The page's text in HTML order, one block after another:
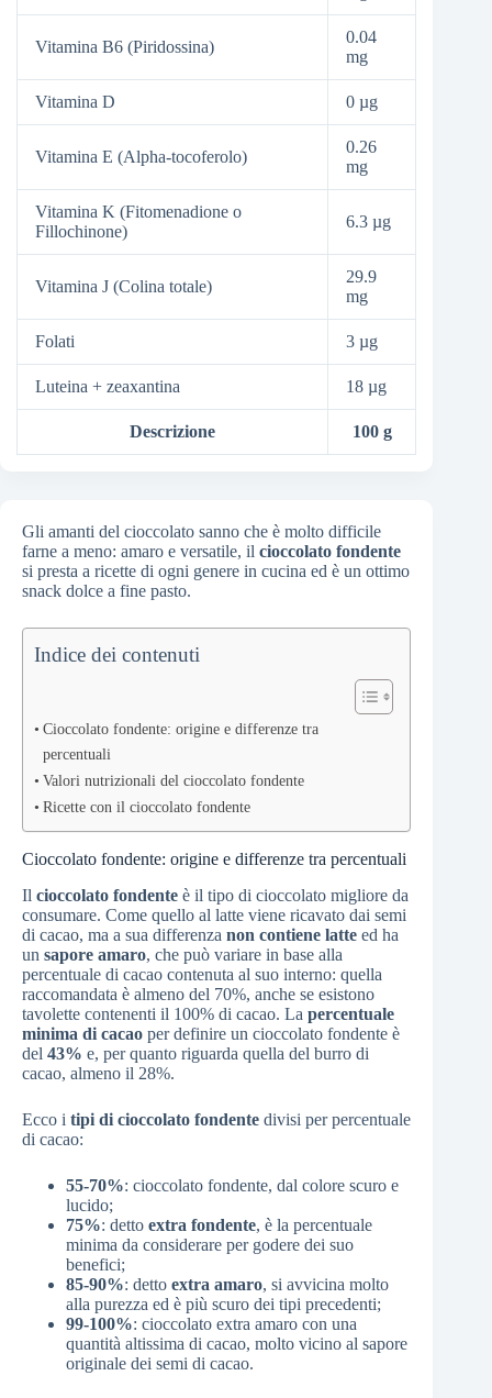
Gli amanti del cioccolato sanno che è molto difficile
farne a meno: amaro e versatile, il cioccolato fondente
si presta a ricette di ogni genere in cucina ed è un ottimo
snack dolce a fine pasto.
Indice dei contenuti
Cioccolato fondente: origine e differenze tra
percentuali
Valori nutrizionali del cioccolato fondente
Ricette con il cioccolato fondente
Cioccolato fondente: origine e differenze tra percentuali
Il cioccolato fondente è il tipo di cioccolato migliore da
consumare. Come quello al latte viene ricavato dai semi
di cacao, ma a sua differenza non contiene latte ed ha
un sapore amaro, che può variare in base alla
percentuale di cacao contenuta al suo interno: quella
raccomandata è almeno del 70%, anche se esistono
tavolette contenenti il 100% di cacao. La percentuale
minima di cacao per definire un cioccolato fondente è
del 43% e, per quanto riguarda quella del burro di
cacao, almeno il 28%.
Ecco i tipi di cioccolato fondente divisi per percentuale
di cacao:
55-70%: cioccolato fondente, dal colore scuro e
lucido;
75%: detto extra fondente, è la percentuale
minima da considerare per godere dei suo
benefici;
85-90%: detto extra amaro, si avvicina molto
alla purezza ed è più scuro dei tipi precedenti;
99-100%: cioccolato extra amaro con una
quantità altissima di cacao, molto vicino al sapore
originale dei semi di cacao.
Vitamina B6 (Piridossina)
0.04
mg
Vitamina D 0 µg
Vitamina E (Alpha-tocoferolo)
0.26
mg
Vitamina K (Fitomenadione o
Fillochinone)
6.3 µg
Vitamina J (Colina totale)
29.9
mg
Folati 3 µg
Luteina + zeaxantina 18 µg
Descrizione 100 g